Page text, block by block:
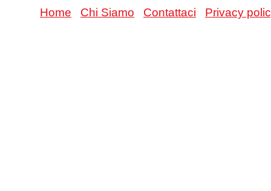
Home
Chi Siamo Contattaci Privacy